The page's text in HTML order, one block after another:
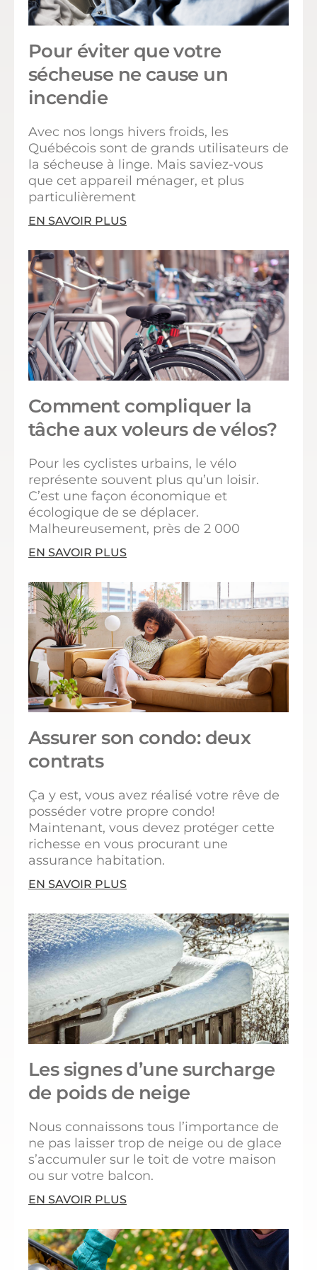
Pour éviter que votre
sécheuse ne cause un
incendie
Avec nos longs hivers froids, les
Québécois sont de grands utilisateurs de
la sécheuse à linge. Mais saviez-vous
que cet appareil ménager, et plus
particulièrement
EN SAVOIR PLUS
Comment compliquer la
tâche aux voleurs de vélos?
Pour les cyclistes urbains, le vélo
représente souvent plus qu’un loisir.
C’est une façon économique et
écologique de se déplacer.
Malheureusement, près de 2 000
EN SAVOIR PLUS
Assurer son condo: deux
contrats
Ça y est, vous avez réalisé votre rêve de
posséder votre propre condo!
Maintenant, vous devez protéger cette
richesse en vous procurant une
assurance habitation.
EN SAVOIR PLUS
Les signes d’une surcharge
de poids de neige
Nous connaissons tous l’importance de
ne pas laisser trop de neige ou de glace
s’accumuler sur le toit de votre maison
ou sur votre balcon.
EN SAVOIR PLUS